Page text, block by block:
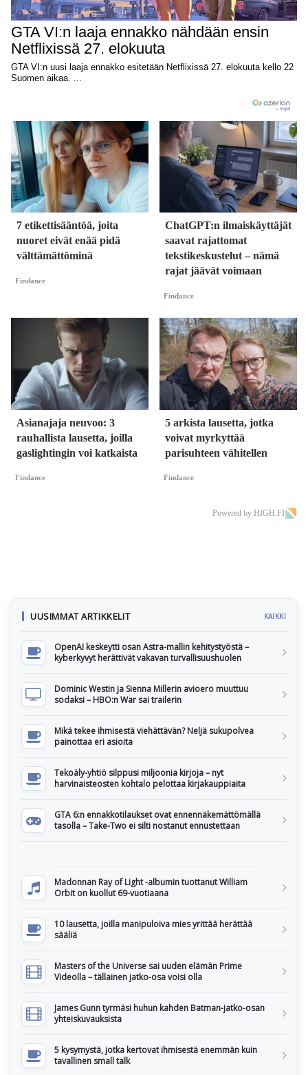
7 etikettisääntöä, joita
nuoret eivät enää pidä
välttämättöminä
Findance
ChatGPT:n ilmaiskäyttäjät
saavat rajattomat
tekstikeskustelut – nämä
rajat jäävät voimaan
Findance
Asianajaja neuvoo: 3
rauhallista lausetta, joilla
gaslightingin voi katkaista
Findance
5 arkista lausetta, jotka
voivat myrkyttää
parisuhteen vähitellen
Findance
Powered by HIGH.FI
UUSIMMAT ARTIKKELIT KAIKKI
OpenAI keskeytti osan Astra-mallin kehitystyöstä –
kyberkyvyt herättivät vakavan turvallisuushuolen
Dominic Westin ja Sienna Millerin avioero muuttuu
sodaksi – HBO:n War sai trailerin
Mikä tekee ihmisestä viehättävän? Neljä sukupolvea
painottaa eri asioita
Tekoäly-yhtiö silppusi miljoonia kirjoja – nyt
harvinaisteosten kohtalo pelottaa kirjakauppiaita
GTA 6:n ennakkotilaukset ovat ennennäkemättömällä
tasolla – Take-Two ei silti nostanut ennustettaan
Madonnan Ray of Light -albumin tuottanut William
Orbit on kuollut 69-vuotiaana
10 lausetta, joilla manipuloiva mies yrittää herättää
sääliä
Masters of the Universe sai uuden elämän Prime
Videolla – tällainen jatko-osa voisi olla
James Gunn tyrmäsi huhun kahden Batman-jatko-osan
yhteiskuvauksista
5 kysymystä, jotka kertovat ihmisestä enemmän kuin
tavallinen small talk